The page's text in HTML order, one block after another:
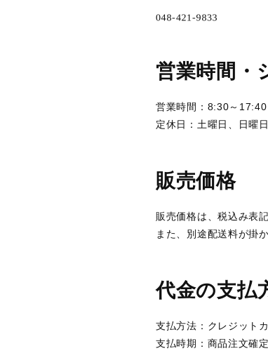
営業時間・
営業時間：8:30～17:40
定休日：土曜日、日曜日
販売価格
販売価格は、税込み表
また、別途配送料が掛
代金の支払
支払方法：クレジット
支払時期：商品注文確